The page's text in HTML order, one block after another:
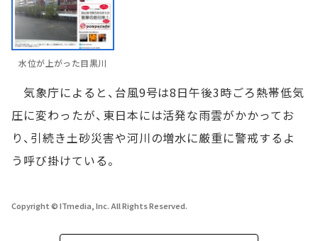
水位が上がった目黒川
気象庁によると、台風9号は8日午後3時ごろ熱帯低気
圧に変わったが、東日本には活発な雨雲がかかってお
り、引続き土砂災害や河川の増水に厳重に警戒するよ
う呼び掛けている。
Copyright © ITmedia, Inc. All Rights Reserved.